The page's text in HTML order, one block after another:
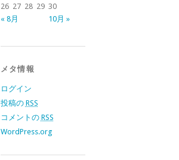
« 8月 10月 »
26 27 28 29 30
メタ情報
ログイン
投稿の RSS
コメントの RSS
WordPress.org